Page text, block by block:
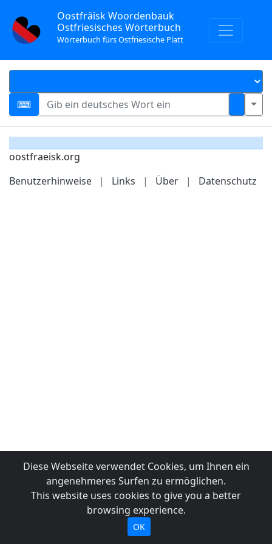
Oostfräisk Woordenbauk
Ostfriesisches Wörterbuch
Wörterbuch fürs Ostfriesische Platt
oostfraeisk.org
Benutzerhinweise
| Links | Über | Datenschutz
Diese Webseite verwendet Cookies, um Ihnen ein
angenehmeres Surfen zu ermöglichen.
This website uses cookies to give you a better
browsing experience.
OK